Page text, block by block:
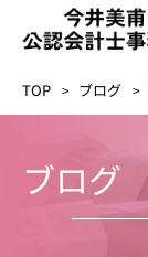
TOP ブログ
ブログ